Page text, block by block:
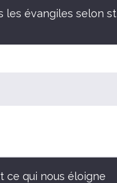
les évangiles selon st
ce qui nous éloigne